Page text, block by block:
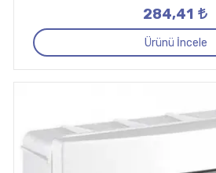
284,41
Ürünü İncele